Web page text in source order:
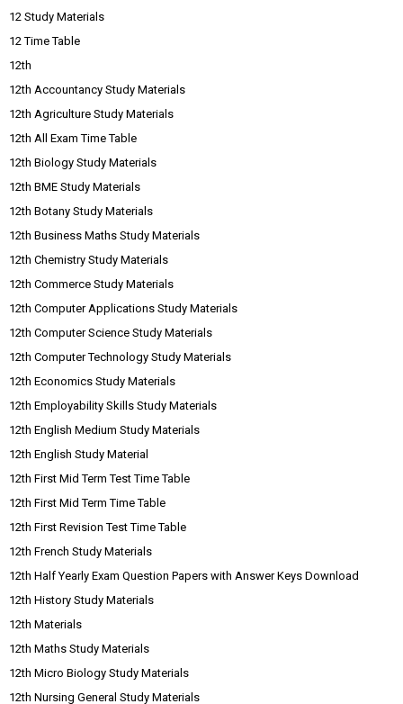
12 Study Materials
12 Time Table
12th
12th Accountancy Study Materials
12th Agriculture Study Materials
12th All Exam Time Table
12th Biology Study Materials
12th BME Study Materials
12th Botany Study Materials
12th Business Maths Study Materials
12th Chemistry Study Materials
12th Commerce Study Materials
12th Computer Applications Study Materials
12th Computer Science Study Materials
12th Computer Technology Study Materials
12th Economics Study Materials
12th Employability Skills Study Materials
12th English Medium Study Materials
12th English Study Material
12th First Mid Term Test Time Table
12th First Mid Term Time Table
12th First Revision Test Time Table
12th French Study Materials
12th Half Yearly Exam Question Papers with Answer Keys Download
12th History Study Materials
12th Materials
12th Maths Study Materials
12th Micro Biology Study Materials
12th Nursing General Study Materials